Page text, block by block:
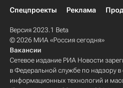
Спецпроекты
Реклама
Версия 2023.1 Beta
© 2026 МИА «Россия сегодня»
Вакансии
Сетевое издание РИА Новости
в Федеральной службе по надзору в
информационных технологий и